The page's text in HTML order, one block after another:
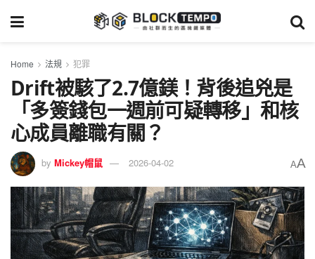
Home 法規 犯罪
Drift被駭了2.7億鎂！背後追兇是
「多簽錢包一週前可疑轉移」和核
心成員離職有關？
by Mickey帽鼠 2026-04-02 AA